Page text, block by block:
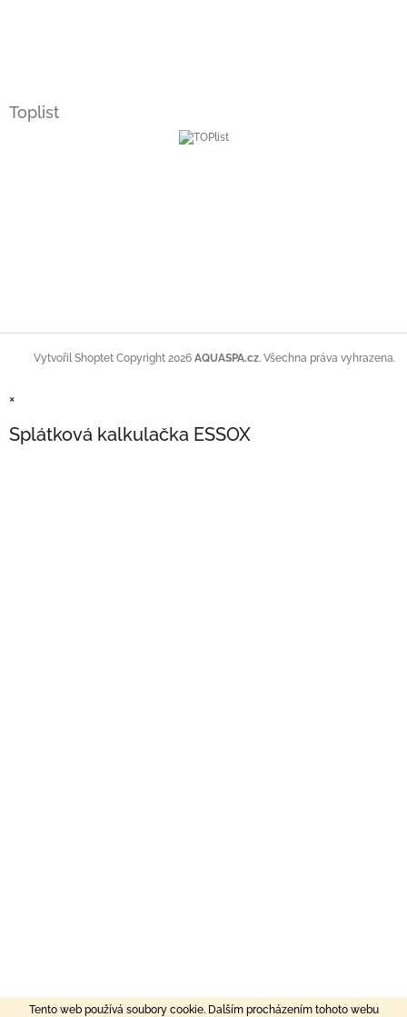
Tento web používá soubory cookie. Dalším procházením tohoto webu
Toplist
Vytvořil Shoptet Copyright 2026 AQUASPA.cz. Všechna práva vyhrazena.
×
Splátková kalkulačka ESSOX